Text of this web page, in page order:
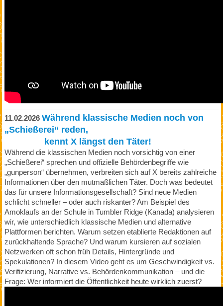
11.02.2026 Während klassische Medien noch von
„Schießerei“ reden,
kennt X längst den Täter!
Während die klassischen Medien noch vorsichtig von einer
„Schießerei“ sprechen und offizielle Behördenbegriffe wie
„gunperson“ übernehmen, verbreiten sich auf X bereits zahlreiche
Informationen über den mutmaßlichen Täter. Doch was bedeutet
das für unsere Informationsgesellschaft? Sind neue Medien
schlicht schneller – oder auch riskanter? Am Beispiel des
Amoklaufs an der Schule in Tumbler Ridge (Kanada) analysieren
wir, wie unterschiedlich klassische Medien und alternative
Plattformen berichten. Warum setzen etablierte Redaktionen auf
zurückhaltende Sprache? Und warum kursieren auf sozialen
Netzwerken oft schon früh Details, Hintergründe und
Spekulationen? In diesem Video geht es um Geschwindigkeit vs.
Verifizierung, Narrative vs. Behördenkommunikation – und die
Frage: Wer informiert die Öffentlichkeit heute wirklich zuerst?